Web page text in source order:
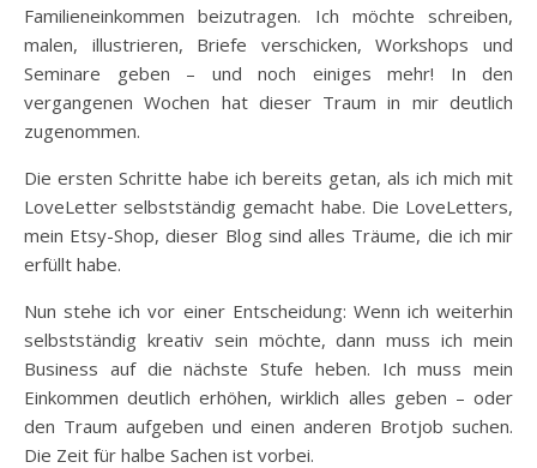
Familieneinkommen beizutragen. Ich möchte schreiben,
malen, illustrieren, Briefe verschicken, Workshops und
Seminare geben – und noch einiges mehr! In den
vergangenen Wochen hat dieser Traum in mir deutlich
zugenommen.
Die ersten Schritte habe ich bereits getan, als ich mich mit
LoveLetter selbstständig gemacht habe. Die LoveLetters,
mein Etsy-Shop, dieser Blog sind alles Träume, die ich mir
erfüllt habe.
Nun stehe ich vor einer Entscheidung: Wenn ich weiterhin
selbstständig kreativ sein möchte, dann muss ich mein
Business auf die nächste Stufe heben. Ich muss mein
Einkommen deutlich erhöhen, wirklich alles geben – oder
den Traum aufgeben und einen anderen Brotjob suchen.
Die Zeit für halbe Sachen ist vorbei.